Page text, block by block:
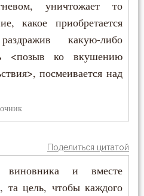
уничтожает то
какое приобретается
какую-либо
<позыв ко вкушению
посмеивается над
Поделиться цитатой
и вместе
та цель, чтобы каждого